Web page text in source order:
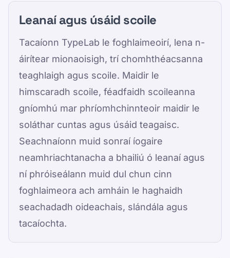
Leanaí agus úsáid scoile
Tacaíonn TypeLab le foghlaimeoirí, lena n-
áirítear mionaoisigh, trí chomhthéacsanna
teaghlaigh agus scoile. Maidir le
himscaradh scoile, féadfaidh scoileanna
gníomhú mar phríomhchinnteoir maidir le
soláthar cuntas agus úsáid teagaisc.
Seachnaíonn muid sonraí íogaire
neamhriachtanacha a bhailiú ó leanaí agus
ní phróiseálann muid dul chun cinn
foghlaimeora ach amháin le haghaidh
seachadadh oideachais, slándála agus
tacaíochta.